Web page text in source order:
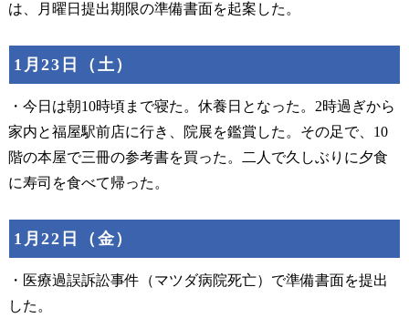
は、月曜日提出期限の準備書面を起案した。
1月23日（土）
・今日は朝10時頃まで寝た。休養日となった。2時過ぎから
家内と福屋駅前店に行き、院展を鑑賞した。その足で、10
階の本屋で三冊の参考書を買った。二人で久しぶりに夕食
に寿司を食べて帰った。
1月22日（金）
・医療過誤訴訟事件（マツダ病院死亡）で準備書面を提出
した。